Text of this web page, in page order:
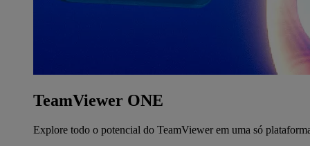
TeamViewer ONE
Explore todo o potencial do TeamViewer em uma só